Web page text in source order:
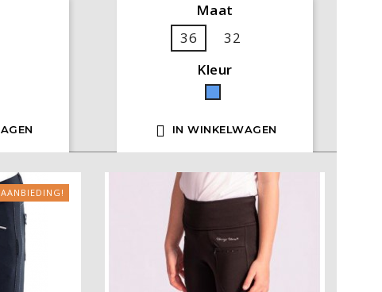
Maat
36
32
Kleur
Blauw
 IN WINKELWAGEN
AANBIEDING!